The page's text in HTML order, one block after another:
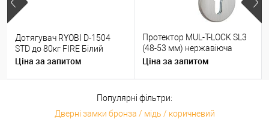
Дотягувач RYOBI D-1504
STD до 80кг FIRE Білий
Ціна за запитом
Протектор MUL-T-LOCK SL3
(48-53 мм) нержавіюча
сталь
Ціна за запитом
Популярні фільтри:
Дверні замки бронза / мідь / коричневий